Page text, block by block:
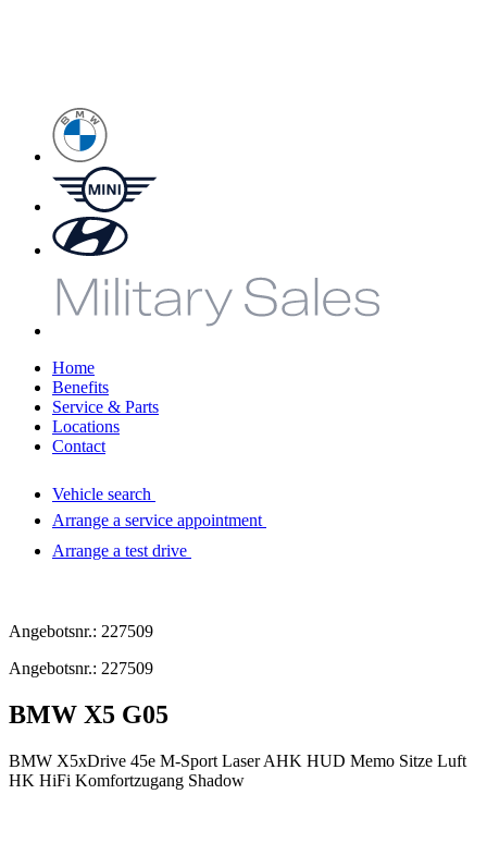
Home
Benefits
Service & Parts
Locations
Contact
Vehicle search
Arrange a service appointment
Arrange a test drive
Angebotsnr.: 227509
Angebotsnr.: 227509
BMW X5 G05
BMW X5xDrive 45e M-Sport Laser AHK HUD Memo Sitze Luft
HK HiFi Komfortzugang Shadow